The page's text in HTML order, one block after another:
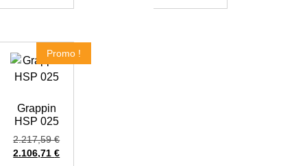
Promo !
Grappin
HSP 025
2.217,59€
2.106,71€